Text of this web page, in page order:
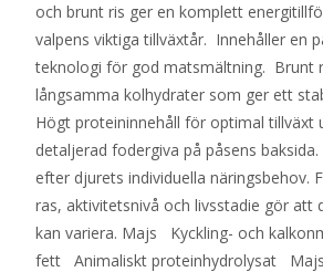
och brunt ris ger en komplett
valpens viktiga tillväxtår. Innehåller en
teknologi för god matsmältning. Brunt
långsamma kolhydrater som ger ett
Högt proteininnehåll för optimal tillväxt
detaljerad fodergiva på påsens
efter djurets individuella näringsbehov.
ras, aktivitetsnivå och livsstadie gör att
kan variera. Majs Kyckling- och
fett Animaliskt proteinhydrolysat